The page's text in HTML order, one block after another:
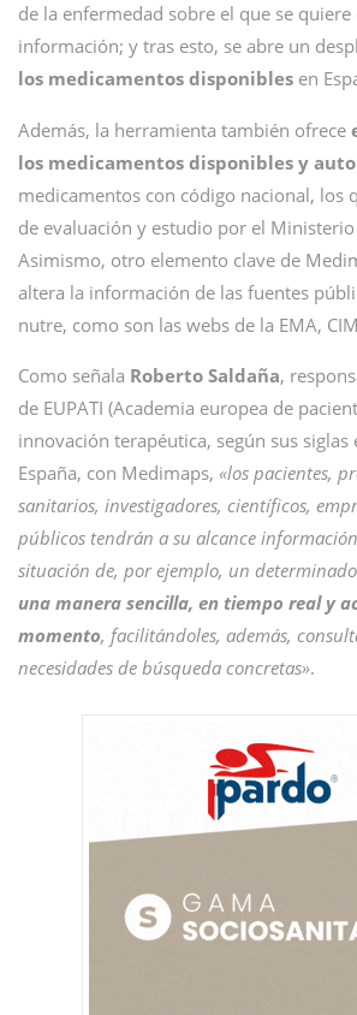
de la enfermedad sobre el que se
información; y tras esto, se abre un
los medicamentos disponibles en
Además, la herramienta también ofrece
los medicamentos disponibles y
medicamentos con código nacional, los
de evaluación y estudio por el Ministerio
Asimismo, otro elemento clave de
altera la información de las fuentes
nutre, como son las webs de la EMA,
Como señala Roberto Saldaña,
de EUPATI (Academia europea de
innovación terapéutica, según sus siglas
España, con Medimaps, «los pacientes,
sanitarios, investigadores, científicos,
públicos tendrán a su alcance
situación de, por ejemplo, un
una manera sencilla, en tiempo real y
momento, facilitándoles, además,
necesidades de búsqueda concretas».